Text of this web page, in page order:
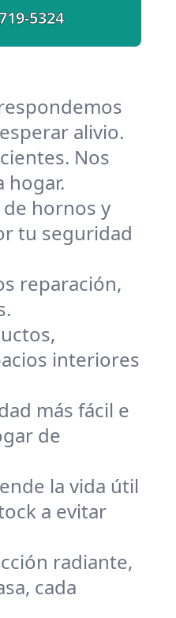
5324
alivio.
Nos
hogar.
hornos y
tu seguridad
reparación,
interiores
más fácil e
de
la vida útil
a evitar
radiante,
cada